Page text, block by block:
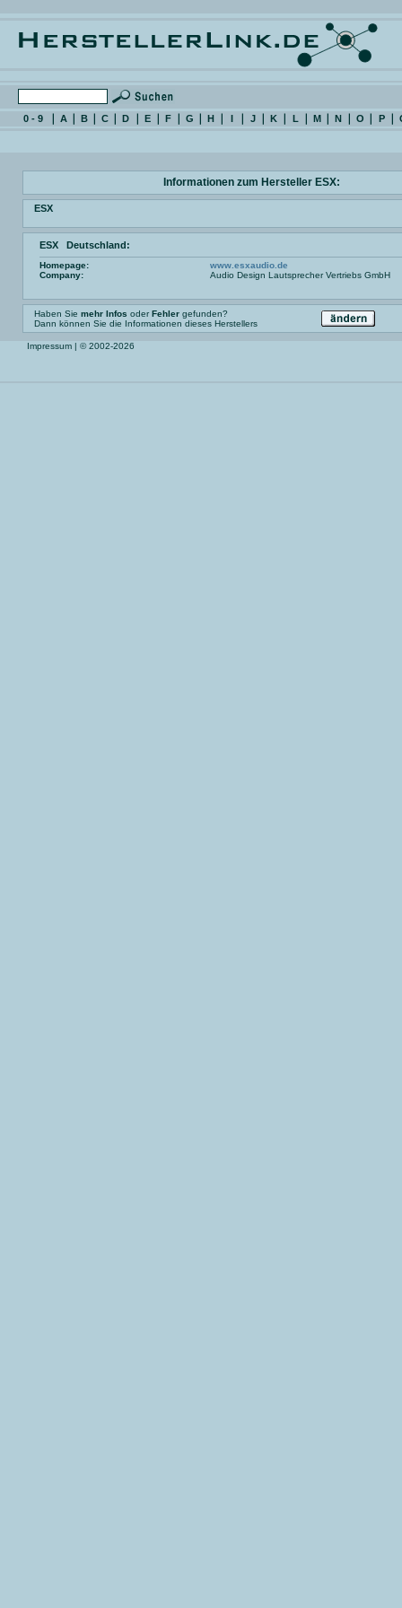
0 - 9 A B C D E F G H I J K L M N O P
Informationen zum Hersteller ESX:
ESX
ESX Deutschland:
Homepage:
www.esxaudio.de
Company:
Audio Design Lautsprecher Vertriebs GmbH
Haben Sie mehr Infos oderFehler gefunden?
Dann können Sie die Informationen dieses Herstellers
Impressum | © 2002-2026